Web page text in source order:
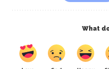
What